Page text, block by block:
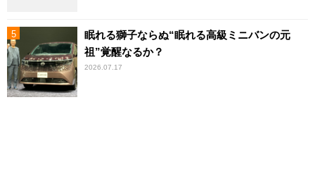
眠れる獅子ならぬ“眠れる高級ミニバンの元
祖”覚醒なるか？
2026.07.17